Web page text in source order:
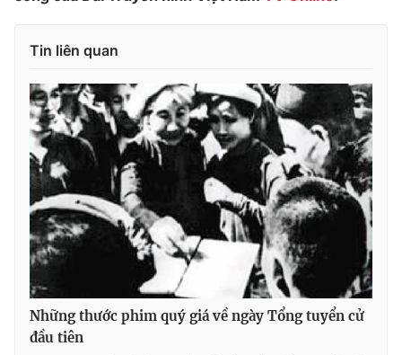
Tuyển sinh
Học trực tuyến
Hitech Công nghệ tương lai
Sản phẩm
Thị trường
Tư vấn
Lịch phát sóng
Chuyên mục khác
Emagazine Podcast
Photo Infographic
Video Shorts video
Tin liên quan
Những thước phim quý giá về ngày Tổng tuyển cử
đầu tiên